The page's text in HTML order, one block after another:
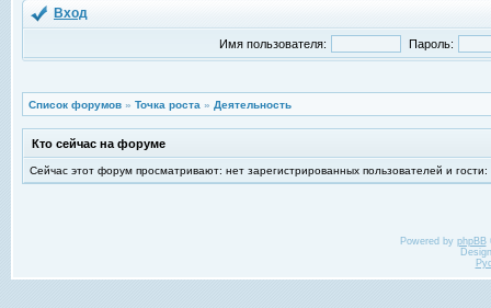
Вход
Имя пользователя: Пароль:
Список форумов » Точка роста » Деятельность
Кто сейчас на форуме
Сейчас этот форум просматривают: нет зарегистрированных пользователей и гости:
Powered by phpBB